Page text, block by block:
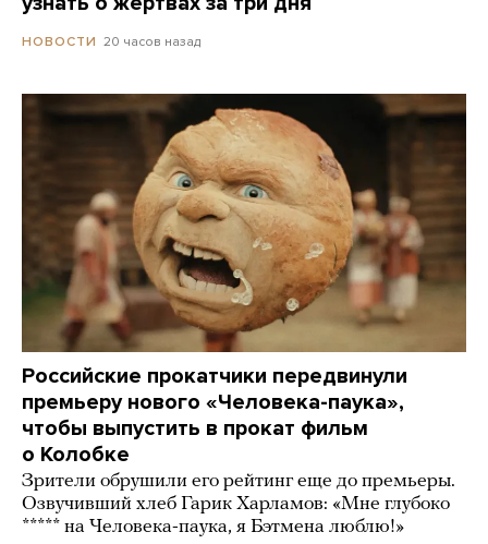
НОВОСТИ 20 часов назад
Российские прокатчики передвинули
премьеру нового «Человека-паука»,
чтобы выпустить в прокат фильм
о Колобке
Зрители обрушили его рейтинг еще до премьеры.
Озвучивший хлеб Гарик Харламов: «Мне глубоко
***** на Человека-паука, я Бэтмена люблю!»